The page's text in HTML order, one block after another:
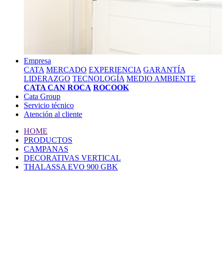
Empresa
CATA MERCADO EXPERIENCIA GARANTÍA
LIDERAZGO TECNOLOGÍA MEDIO AMBIENTE
CATA CAN ROCA ROCOOK
Cata Group
Servicio técnico
Atención al cliente
HOME
PRODUCTOS
CAMPANAS
DECORATIVAS VERTICAL
THALASSA EVO 900 GBK